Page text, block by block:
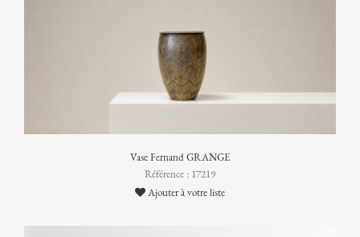
Vase Fernand GRANGE
Référence : 17219
Ajouter à votre liste